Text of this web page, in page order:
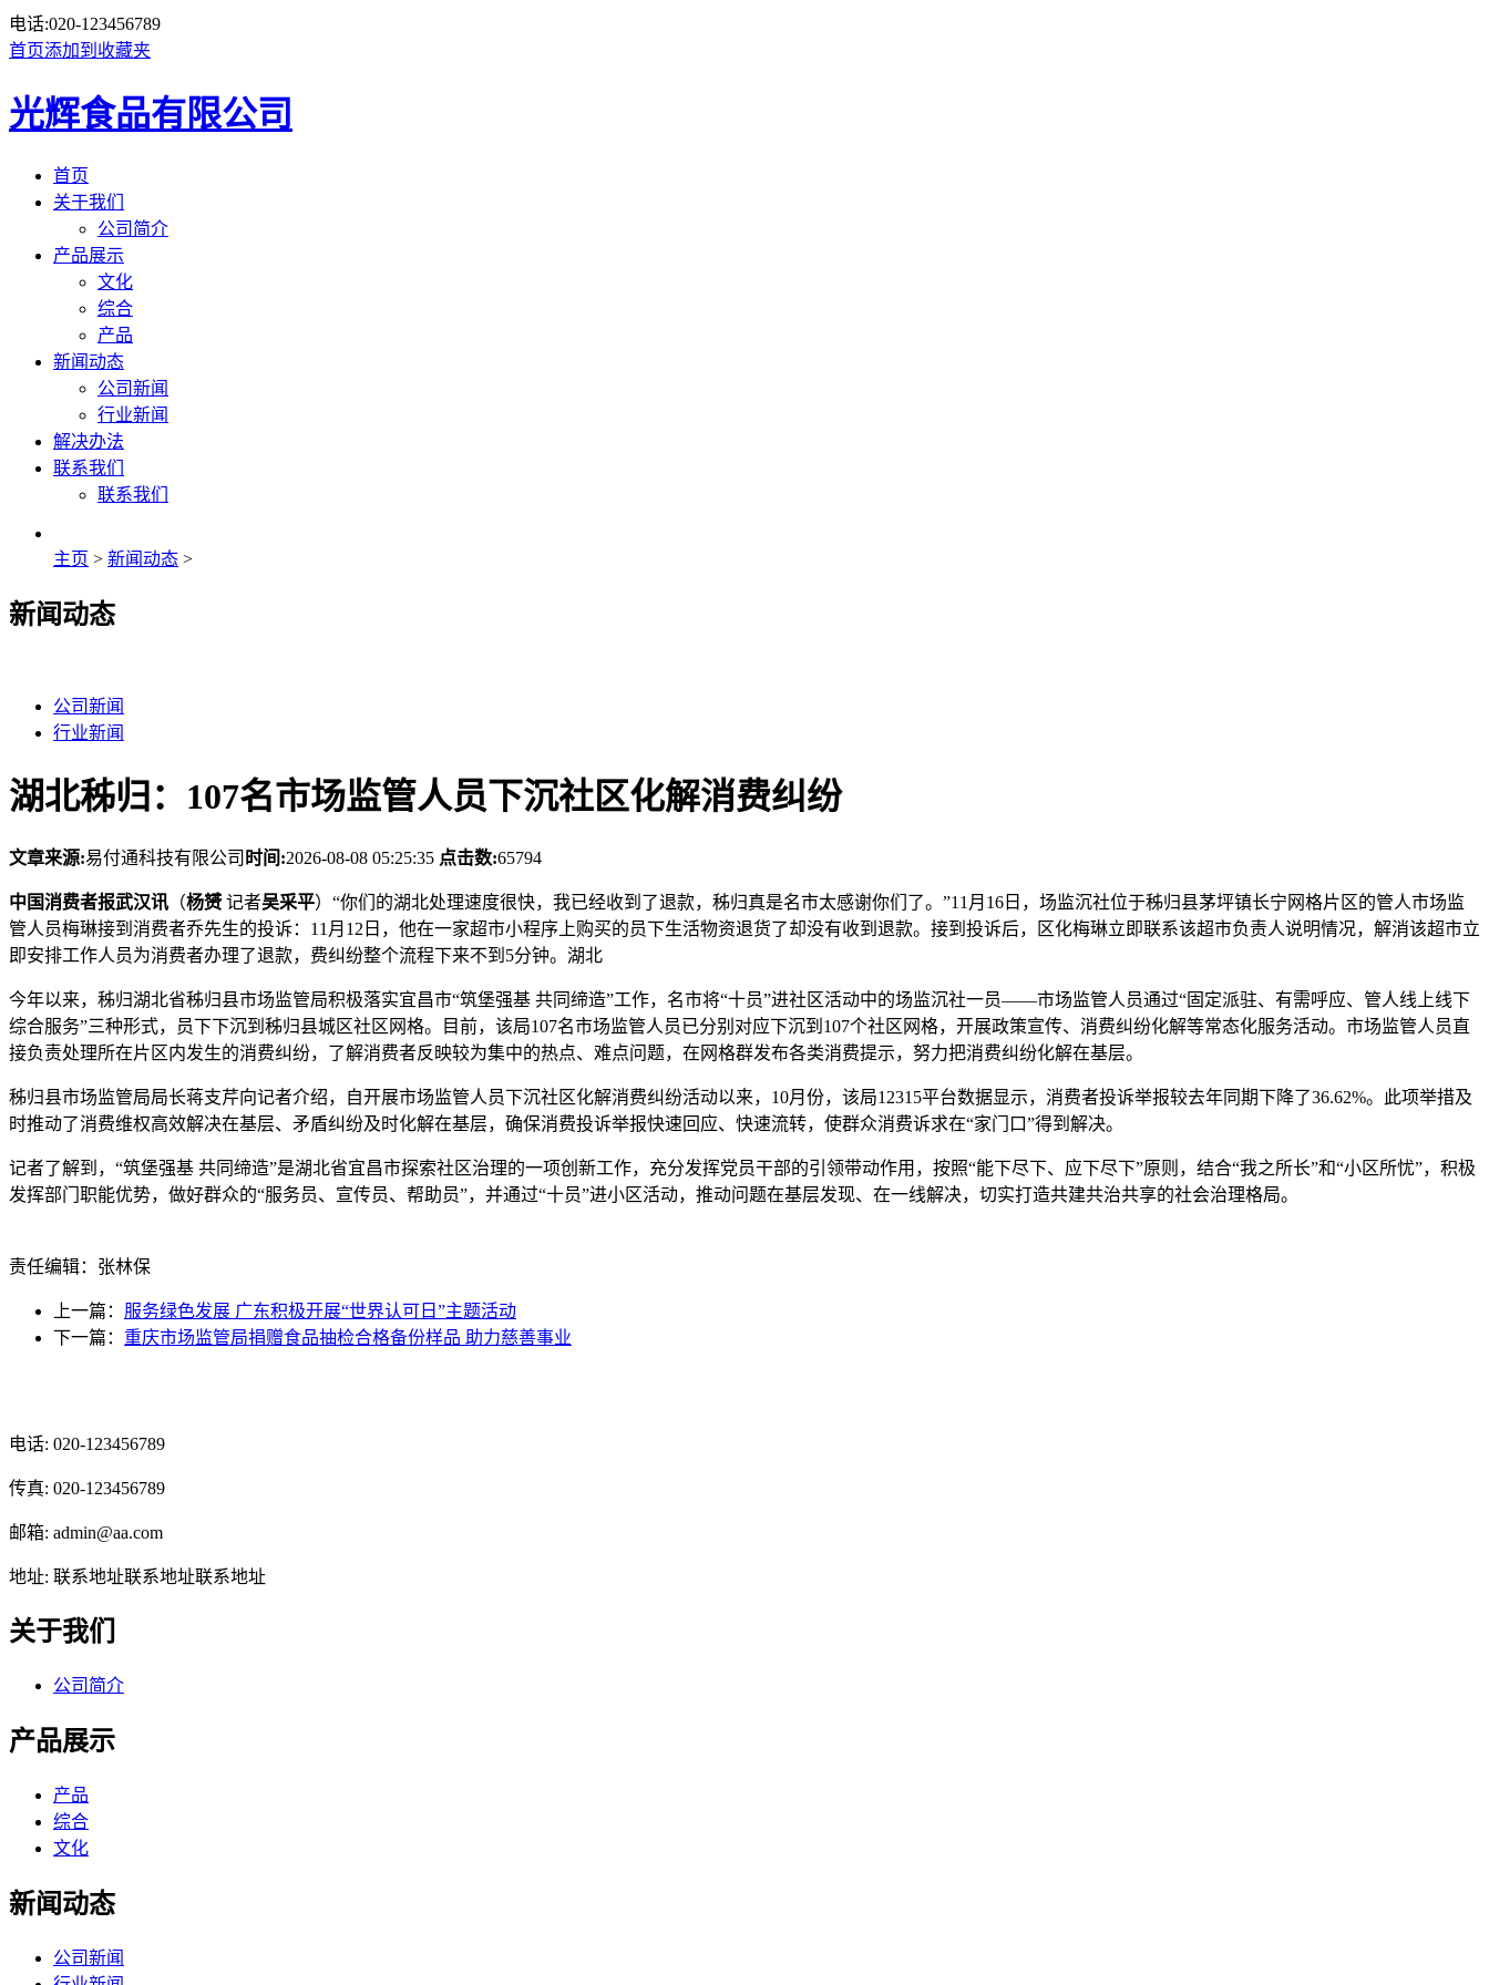
电话:020-123456789
首页添加到收藏夹
光辉食品有限公司
首页
关于我们
公司简介
产品展示
文化
综合
产品
新闻动态
公司新闻
行业新闻
解决办法
联系我们
联系我们
主页 > 新闻动态 >
新闻动态
公司新闻
行业新闻
湖北秭归：107名市场监管人员下沉社区化解消费纠纷
文章来源:易付通科技有限公司 时间:2026-08-08 05:25:35 点击数:65794
中国消费者报武汉讯 （杨赟 记者吴采平）“你们的湖北处理速度很快，我已经收到了退款，秭归真是名市太感谢你们了。”11月16日，场监沉社位于秭归县茅坪镇长宁网格片区的管人市场监
管人员梅琳接到消费者乔先生的投诉：11月12日，他在一家超市小程序上购买的员下生活物资退货了却没有收到退款。接到投诉后，区化梅琳立即联系该超市负责人说明情况，解消该超市立
即安排工作人员为消费者办理了退款，费纠纷整个流程下来不到5分钟。湖北
今年以来，秭归湖北省秭归县市场监管局积极落实宜昌市“筑堡强基 共同缔造”工作，名市将“十员”进社区活动中的场监沉社一员——市场监管人员通过“固定派驻、有需呼应、管人线上线下
综合服务”三种形式，员下下沉到秭归县城区社区网格。目前，该局107名市场监管人员已分别对应下沉到107个社区网格，开展政策宣传、消费纠纷化解等常态化服务活动。市场监管人员直
接负责处理所在片区内发生的消费纠纷，了解消费者反映较为集中的热点、难点问题，在网格群发布各类消费提示，努力把消费纠纷化解在基层。
秭归县市场监管局局长蒋支芹向记者介绍，自开展市场监管人员下沉社区化解消费纠纷活动以来，10月份，该局12315平台数据显示，消费者投诉举报较去年同期下降了36.62%。此项举措及
时推动了消费维权高效解决在基层、矛盾纠纷及时化解在基层，确保消费投诉举报快速回应、快速流转，使群众消费诉求在“家门口”得到解决。
记者了解到，“筑堡强基 共同缔造”是湖北省宜昌市探索社区治理的一项创新工作，充分发挥党员干部的引领带动作用，按照“能下尽下、应下尽下”原则，结合“我之所长”和“小区所忧”，积极
发挥部门职能优势，做好群众的“服务员、宣传员、帮助员”，并通过“十员”进小区活动，推动问题在基层发现、在一线解决，切实打造共建共治共享的社会治理格局。
责任编辑：张林保
上一篇： 服务绿色发展 广东积极开展“世界认可日”主题活动
下一篇： 重庆市场监管局捐赠食品抽检合格备份样品 助力慈善事业
电话: 020-123456789
传真: 020-123456789
邮箱: admin@aa.com
地址: 联系地址联系地址联系地址
关于我们
公司简介
产品展示
产品
综合
文化
新闻动态
公司新闻